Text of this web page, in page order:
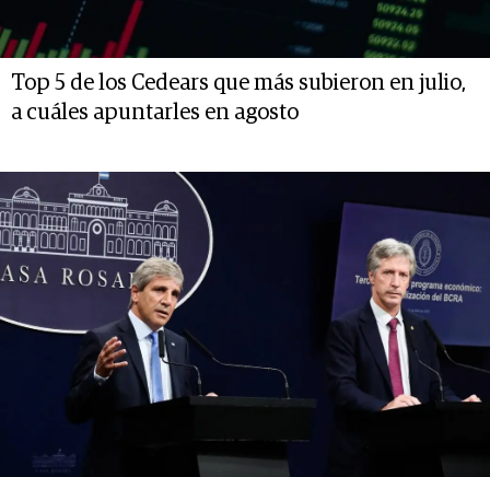
Top 5 de los Cedears que más subieron en julio,
a cuáles apuntarles en agosto